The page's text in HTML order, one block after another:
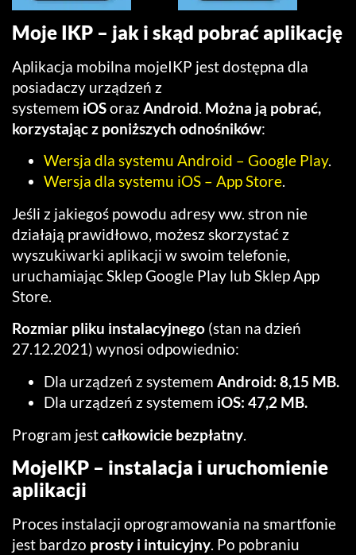
Moje IKP – jak i skąd pobrać aplikację
Aplikacja mobilna mojeIKP jest dostępna dla
posiadaczy urządzeń z
systemem iOSorazAndroid. Można ją pobrać,
korzystając z poniższych odnośników:
Wersja dla systemu Android – Google Play.
Wersja dla systemu iOS – App Store.
Jeśli z jakiegoś powodu adresy ww. stron nie
działają prawidłowo, możesz skorzystać z
wyszukiwarki aplikacji w swoim telefonie,
uruchamiając Sklep Google Play lub Sklep App
Store.
Rozmiar pliku instalacyjnego (stan na dzień
27.12.2021) wynosi odpowiednio:
Dla urządzeń z systemem Android: 8,15 MB.
Dla urządzeń z systemem iOS: 47,2 MB.
Program jestcałkowicie bezpłatny.
MojeIKP – instalacja i uruchomienie
aplikacji
Proces instalacji oprogramowania na smartfonie
jest bardzo prosty i intuicyjny. Po pobraniu